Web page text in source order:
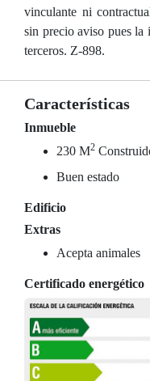
vinculante ni
sin precio aviso pues
terceros. Z-898.
Características
Inmueble
230 M2
Buen estado
Edificio
Extras
Acepta animales
Certificado energético